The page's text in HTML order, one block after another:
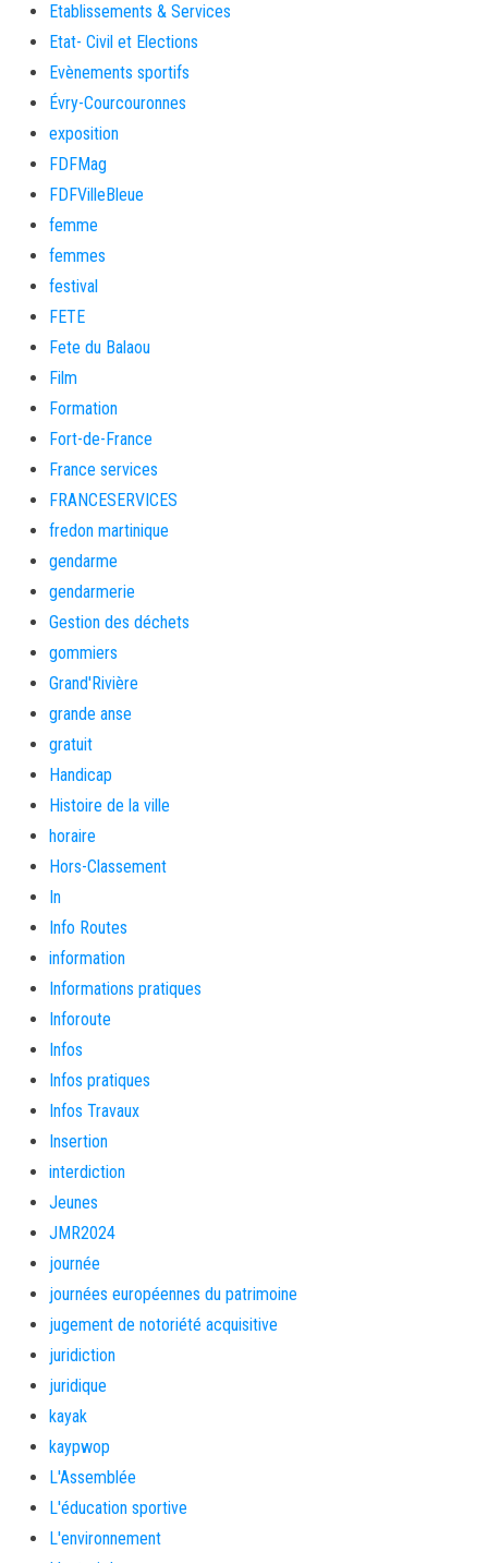
Etablissements & Services
Etat- Civil et Elections
Evènements sportifs
Évry-Courcouronnes
exposition
FDFMag
FDFVilleBleue
femme
femmes
festival
FETE
Fete du Balaou
Film
Formation
Fort-de-France
France services
FRANCESERVICES
fredon martinique
gendarme
gendarmerie
Gestion des déchets
gommiers
Grand'Rivière
grande anse
gratuit
Handicap
Histoire de la ville
horaire
Hors-Classement
In
Info Routes
information
Informations pratiques
Inforoute
Infos
Infos pratiques
Infos Travaux
Insertion
interdiction
Jeunes
JMR2024
journée
journées européennes du patrimoine
jugement de notoriété acquisitive
juridiction
juridique
kayak
kaypwop
L'Assemblée
L'éducation sportive
L'environnement